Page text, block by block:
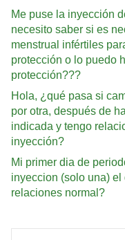
Me puse la inyección
necesito saber si es
menstrual infértiles
protección o lo puedo
protección???
Hola, ¿qué pasa si
por otra, después de
indicada y tengo
inyección?
Mi primer dia de
inyeccion (solo una)
relaciones normal?